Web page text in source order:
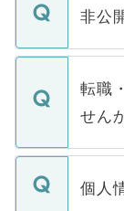
登録
ます。
いた
非公
マイナ
うち
けな
下記
ません
■応募
転職
せん
転職・
ん。
個人